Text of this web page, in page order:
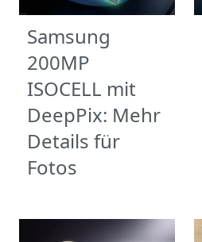
Samsung
200MP
ISOCELL mit
DeepPix: Mehr
Details für
Fotos